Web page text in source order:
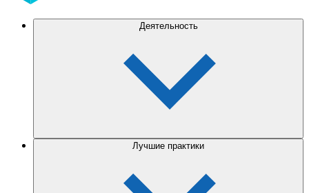
Деятельность
Лучшие практики